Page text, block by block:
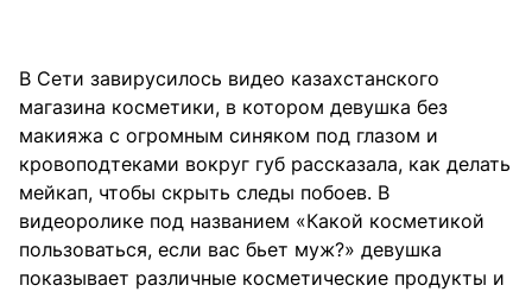
В Сети завирусилось видео казахстанского
магазина косметики, в котором девушка без
макияжа с огромным синяком под глазом и
кровоподтеками вокруг губ рассказала, как делать
мейкап, чтобы скрыть следы побоев. В
видеоролике под названием «Какой косметикой
пользоваться, если вас бьет муж?» девушка
показывает различные косметические продукты и